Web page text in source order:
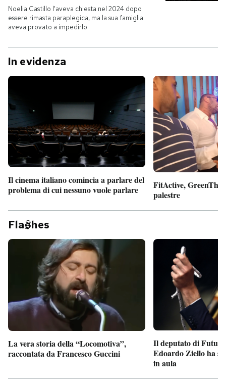
Noelia Castillo l'aveva chiesta nel 2024 dopo
essere rimasta paraplegica, ma la sua famiglia
aveva provato a impedirlo
In evidenza
Il cinema italiano comincia a parlare del
problema di cui nessuno vuole parlare
FitActive,
palestre
Fla hes
La vera storia della “Locomotiva”,
raccontata da Francesco Guccini
Il deputato di
Edoardo Ziello ha
in aula